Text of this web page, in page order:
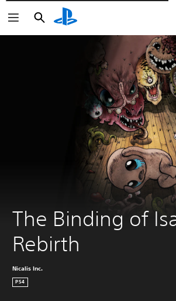
Wyszukaj
Wyszukaj
The Binding of
Rebirth
Nicalis Inc.
PS4